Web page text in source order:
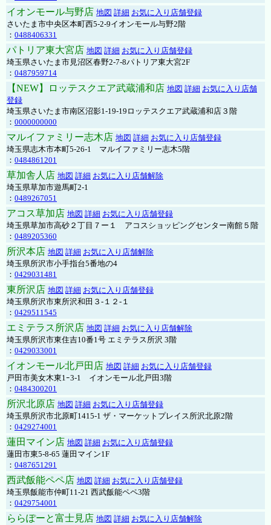
イオンモール与野店 地図 詳細 お気に入り店舗登録
さいたま市中央区本町西5-2-9イオンモール与野2階
： 0488406331
パトリア東大宮店 地図 詳細 お気に入り店舗登録
埼玉県さいたま市見沼区春野2-7-8パトリア東大宮2F
： 0487959714
【NEW】ロッテスクエア武蔵浦和店 地図 詳細 お気に入り店舗
登録
埼玉県さいたま市南区沼影1-19-19ロッテスクエア武蔵浦和店３階
： 0000000000
マルイファミリー志木店 地図 詳細 お気に入り店舗登録
埼玉県志木市本町5-26-1 マルイファミリー志木5階
： 0484861201
草加舎人店 地図 詳細 お気に入り店舗解除
埼玉県草加市遊馬町2-1
： 0489267051
アコス草加店 地図 詳細 お気に入り店舗登録
埼玉県草加市高砂２丁目７ー１ アコスショッピングセンター南館５階
： 0489205360
所沢本店 地図 詳細 お気に入り店舗解除
埼玉県所沢市小手指台5番地の4
： 0429031481
東所沢店 地図 詳細 お気に入り店舗登録
埼玉県所沢市東所沢和田３-１２-１
： 0429511545
エミテラス所沢店 地図 詳細 お気に入り店舗解除
埼玉県所沢市東住吉10番1号 エミテラス所沢 3階
： 0429033001
イオンモール北戸田店 地図 詳細 お気に入り店舗登録
戸田市美女木東1ｰ3‐1 イオンモール北戸田3階
： 0484300201
所沢北原店 地図 詳細 お気に入り店舗登録
埼玉県所沢市北原町1415-1 ザ・マーケットプレイス所沢北原2階
： 0429274001
蓮田マイン店 地図 詳細 お気に入り店舗登録
蓮田市東5-8-65 蓮田マイン1F
： 0487651291
西武飯能ペペ店 地図 詳細 お気に入り店舗登録
埼玉県飯能市仲町11-21 西武飯能ペペ3階
： 0429754001
ららぽーと富士見店 地図 詳細 お気に入り店舗解除